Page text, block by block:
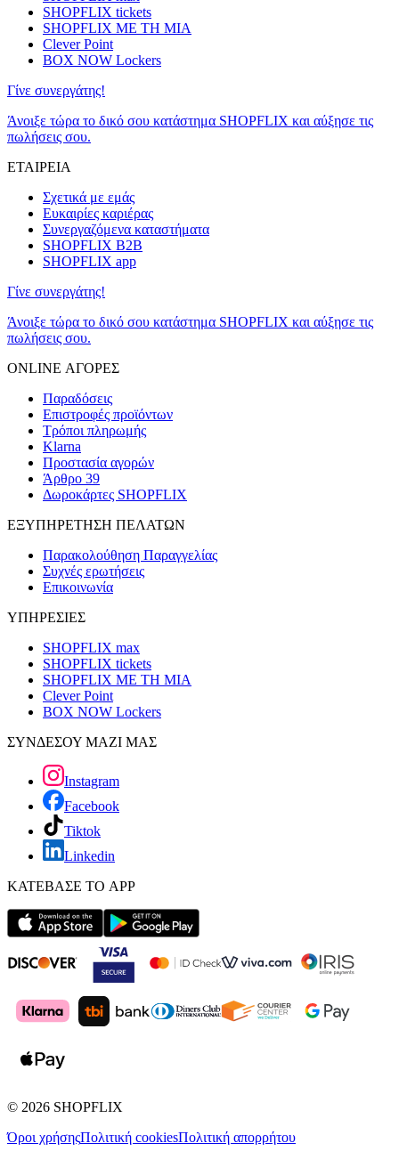
SHOPFLIX tickets
SHOPFLIX ΜΕ ΤΗ ΜΙΑ
Clever Point
BOX NOW Lockers
Γίνε συνεργάτης!
Άνοιξε τώρα το δικό σου κατάστημα SHOPFLIX και αύξησε τις
πωλήσεις σου.
ΕΤΑΙΡΕΙΑ
Σχετικά με εμάς
Ευκαιρίες καριέρας
Συνεργαζόμενα καταστήματα
SHOPFLIX B2B
SHOPFLIX app
Γίνε συνεργάτης!
Άνοιξε τώρα το δικό σου κατάστημα SHOPFLIX και αύξησε τις
πωλήσεις σου.
ONLINE ΑΓΟΡΕΣ
Παραδόσεις
Επιστροφές προϊόντων
Τρόποι πληρωμής
Klarna
Προστασία αγορών
Άρθρο 39
Δωροκάρτες SHOPFLIX
ΕΞΥΠΗΡΕΤΗΣΗ ΠΕΛΑΤΩΝ
Παρακολούθηση Παραγγελίας
Συχνές ερωτήσεις
Επικοινωνία
ΥΠΗΡΕΣΙΕΣ
SHOPFLIX max
SHOPFLIX tickets
SHOPFLIX ΜΕ ΤΗ ΜΙΑ
Clever Point
BOX NOW Lockers
ΣΥΝΔΕΣΟΥ ΜΑΖΙ ΜΑΣ
Instagram
Facebook
Tiktok
Linkedin
ΚΑΤΕΒΑΣΕ ΤΟ APP
© 2026 SHOPFLIX
Όροι χρήσηςΠολιτική cookiesΠολιτική απορρήτου